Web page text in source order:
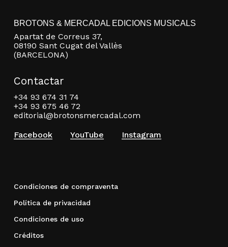
BROTONS & MERCADAL EDICIONS MUSICALS
Apartat de Correus 37,
08190 Sant Cugat del Vallès
(BARCELONA)
Contactar
+34 93 674 31 74
+34 93 675 46 72
editorial@brotonsmercadal.com
Facebook
YouTube Instagram
Condiciones de compraventa
Política de privacidad
Condiciones de uso
Créditos